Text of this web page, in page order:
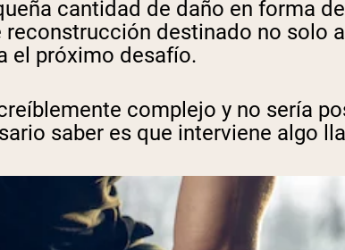
cantidad de daño en forma
destinado no solo
el próximo desafío.
complejo y no sería
saber es que interviene algo